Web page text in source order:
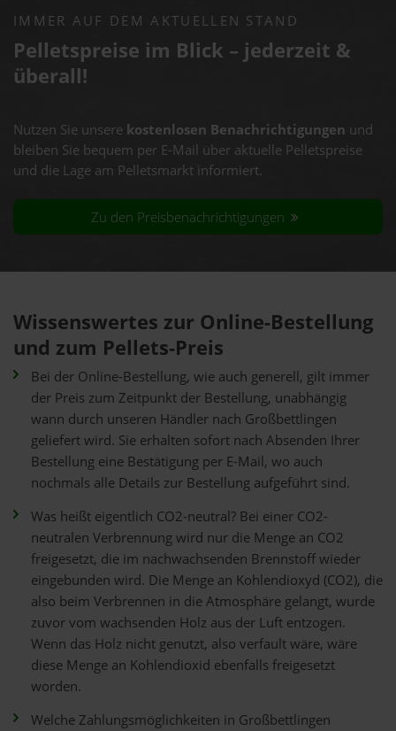
IMMER AUF DEM AKTUELLEN STAND
Pelletspreise im Blick – jederzeit &
überall!
Nutzen Sie unsere kostenlosen Benachrichtigungen und
bleiben Sie bequem per E-Mail über aktuelle Pelletspreise
und die Lage am Pelletsmarkt informiert.
Zu den Preisbenachrichtigungen
Wissenswertes zur Online-Bestellung
und zum Pellets-Preis
Bei der Online-Bestellung, wie auch generell, gilt immer
der Preis zum Zeitpunkt der Bestellung, unabhängig
wann durch unseren Händler nach Großbettlingen
geliefert wird. Sie erhalten sofort nach Absenden Ihrer
Bestellung eine Bestätigung per E-Mail, wo auch
nochmals alle Details zur Bestellung aufgeführt sind.
Was heißt eigentlich CO2-neutral? Bei einer CO2-
neutralen Verbrennung wird nur die Menge an CO2
freigesetzt, die im nachwachsenden Brennstoff wieder
eingebunden wird. Die Menge an Kohlendioxyd (CO2), die
also beim Verbrennen in die Atmosphäre gelangt, wurde
zuvor vom wachsenden Holz aus der Luft entzogen.
Wenn das Holz nicht genutzt, also verfault wäre, wäre
diese Menge an Kohlendioxid ebenfalls freigesetzt
worden.
Welche Zahlungsmöglichkeiten in Großbettlingen